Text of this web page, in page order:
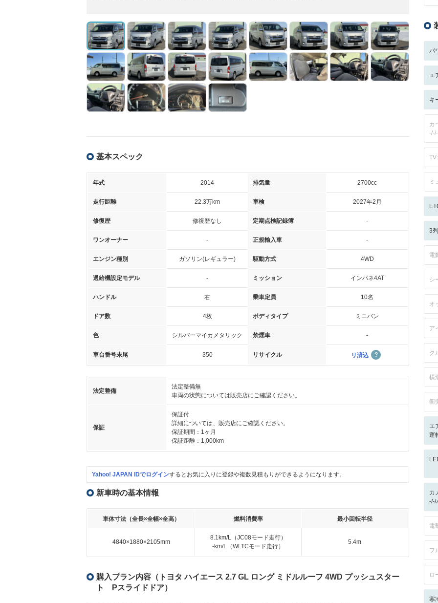
基本スペック
年式 2014 排気量 2700cc
走行距離 22.3万km 車検 2027年2月
修復歴 修復歴なし 定期点検記録簿 -
ワンオーナー - 正規輸入車 -
エンジン種別 ガソリン(レギュラー) 駆動方式 4WD
過給機設定モデル - ミッション インパネ4AT
ハンドル 右 乗車定員 10名
ドア数 4枚 ボディタイプ ミニバン
色 シルバーマイカメタリック 禁煙車 -
車台番号末尾 350 リサイクル リ済込
法定整備
法定整備無
車両の状態については販売店にご確認ください。
保証
保証付
詳細については、販売店にご確認ください。
保証期間：1ヶ月
保証距離：1,000km
Yahoo! JAPAN IDでログインするとお気に入りに登録や複数見積もりができるようになります。
新車時の基本情報
車体寸法（全長×全幅×全高） 燃料消費率 最小回転半径
4840×1880×2105mm
8.1km/L（JC08モード走行）
-km/L（WLTCモード走行）
5.4m
購入プラン内容（トヨタ ハイエース 2.7 GL ロング ミドルルーフ 4WD プッシュスター
ト Pスライドドア）
パ
エ
キ
カ
ミ
3
電
シ
オ
ア
ク
横
衝
エ
運
カ
-/-/
電
フ
ロ
寒